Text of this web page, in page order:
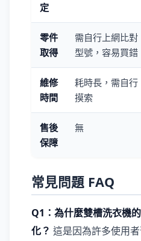
定
零件
取得
需自行上網比對
型號，容易買錯
維修
時間
耗時長，需自行
摸索
售後
保障
無
常見問題 FAQ
Q1：為什麼雙槽洗衣機
化？ 這是因為許多使用